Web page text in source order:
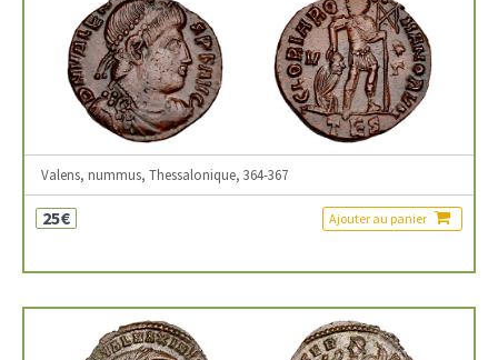
Valens, nummus, Thessalonique, 364-367
25€ Ajouter au panier